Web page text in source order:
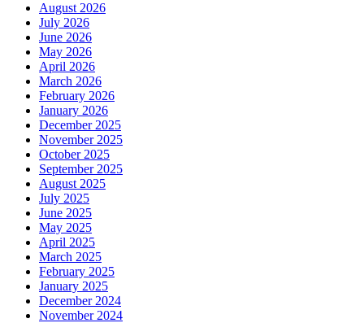
August 2026
July 2026
June 2026
May 2026
April 2026
March 2026
February 2026
January 2026
December 2025
November 2025
October 2025
September 2025
August 2025
July 2025
June 2025
May 2025
April 2025
March 2025
February 2025
January 2025
December 2024
November 2024